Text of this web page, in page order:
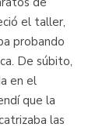
el taller,
probando
De súbito,
en el
que la
las